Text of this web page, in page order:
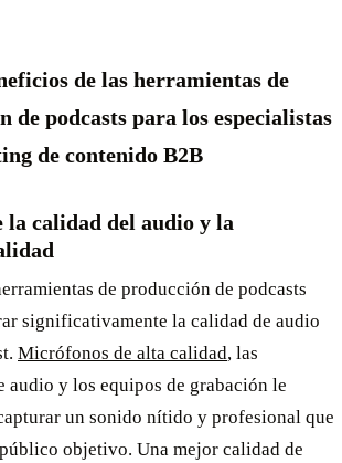
de las herramientas de
de podcasts para los especialistas
de contenido B2B
la calidad del audio y la
de producción de podcasts
significativamente la calidad de audio
Micrófonos de alta calidad, las
audio y los equipos de grabación le
un sonido nítido y profesional que
objetivo. Una mejor calidad de